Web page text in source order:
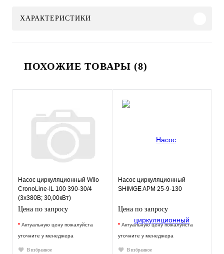
ХАРАКТЕРИСТИКИ
ПОХОЖИЕ ТОВАРЫ (8)
Насос циркуляционный Wilo
CronoLine-IL 100 390-30/4
(3х380В; 30,00кВт)
Цена по запросу
* Актуальную цену пожалуйста
уточните у менеджера
В избранное
Насос циркуляционный
SHIMGE APM 25-9-130
Цена по запросу
* Актуальную цену пожалуйста
уточните у менеджера
В избранное